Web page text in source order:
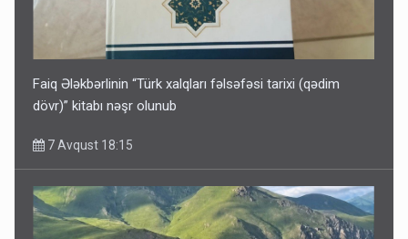
Faiq Ələkbərlinin “Türk xalqları fəlsəfəsi tarixi (qədim
dövr)” kitabı nəşr olunub
7 Avqust 18:15